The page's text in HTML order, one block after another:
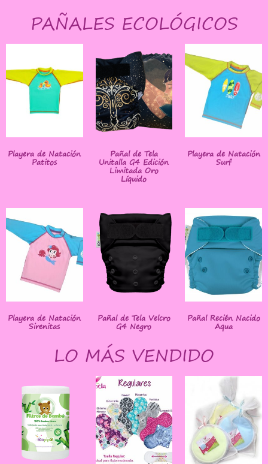
PAÑALES ECOLÓGICOS
Playera de Natación
Patitos
Pañal de Tela
Unitalla G4 Edición
Limitada Oro
Líquido
Playera de Natación
Surf
Playera de Natación
Sirenitas
Pañal de Tela Velcro
G4 Negro
Pañal Recién Nacido
Aqua
LO MÁS VENDIDO